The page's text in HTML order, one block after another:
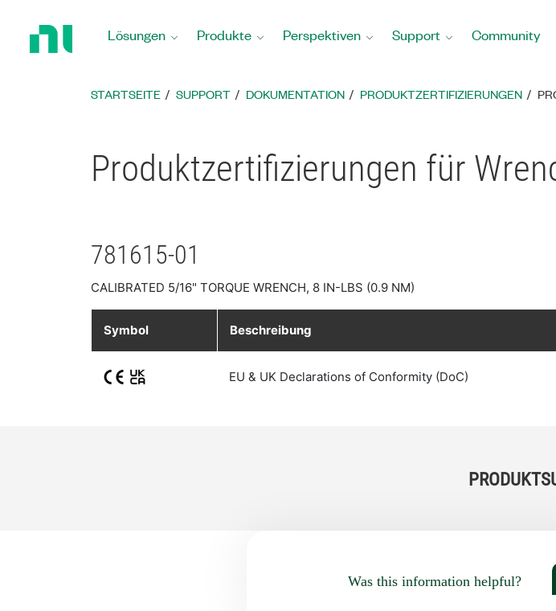
Startseite
Lösungen Produkte Perspektiven Support Community
STARTSEITE SUPPORT DOKUMENTATION PRODUKTZERTIFIZIERUNGEN
Produktzertifizierungen für
781615-01
CALIBRATED 5/16" TORQUE WRENCH, 8 IN-LBS (0.9 NM)
Symbol Beschreibung
EU & UK Declarations of Conformity (DoC)
Was this information helpful?